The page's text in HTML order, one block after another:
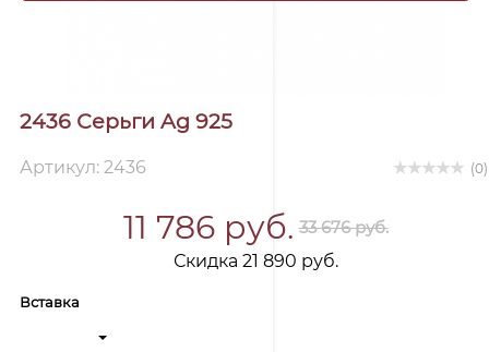
2436 Серьги Ag 925
Артикул: 2436 (0)
11 786 руб. 33 676 руб.
Скидка 21 890 руб.
Вставка